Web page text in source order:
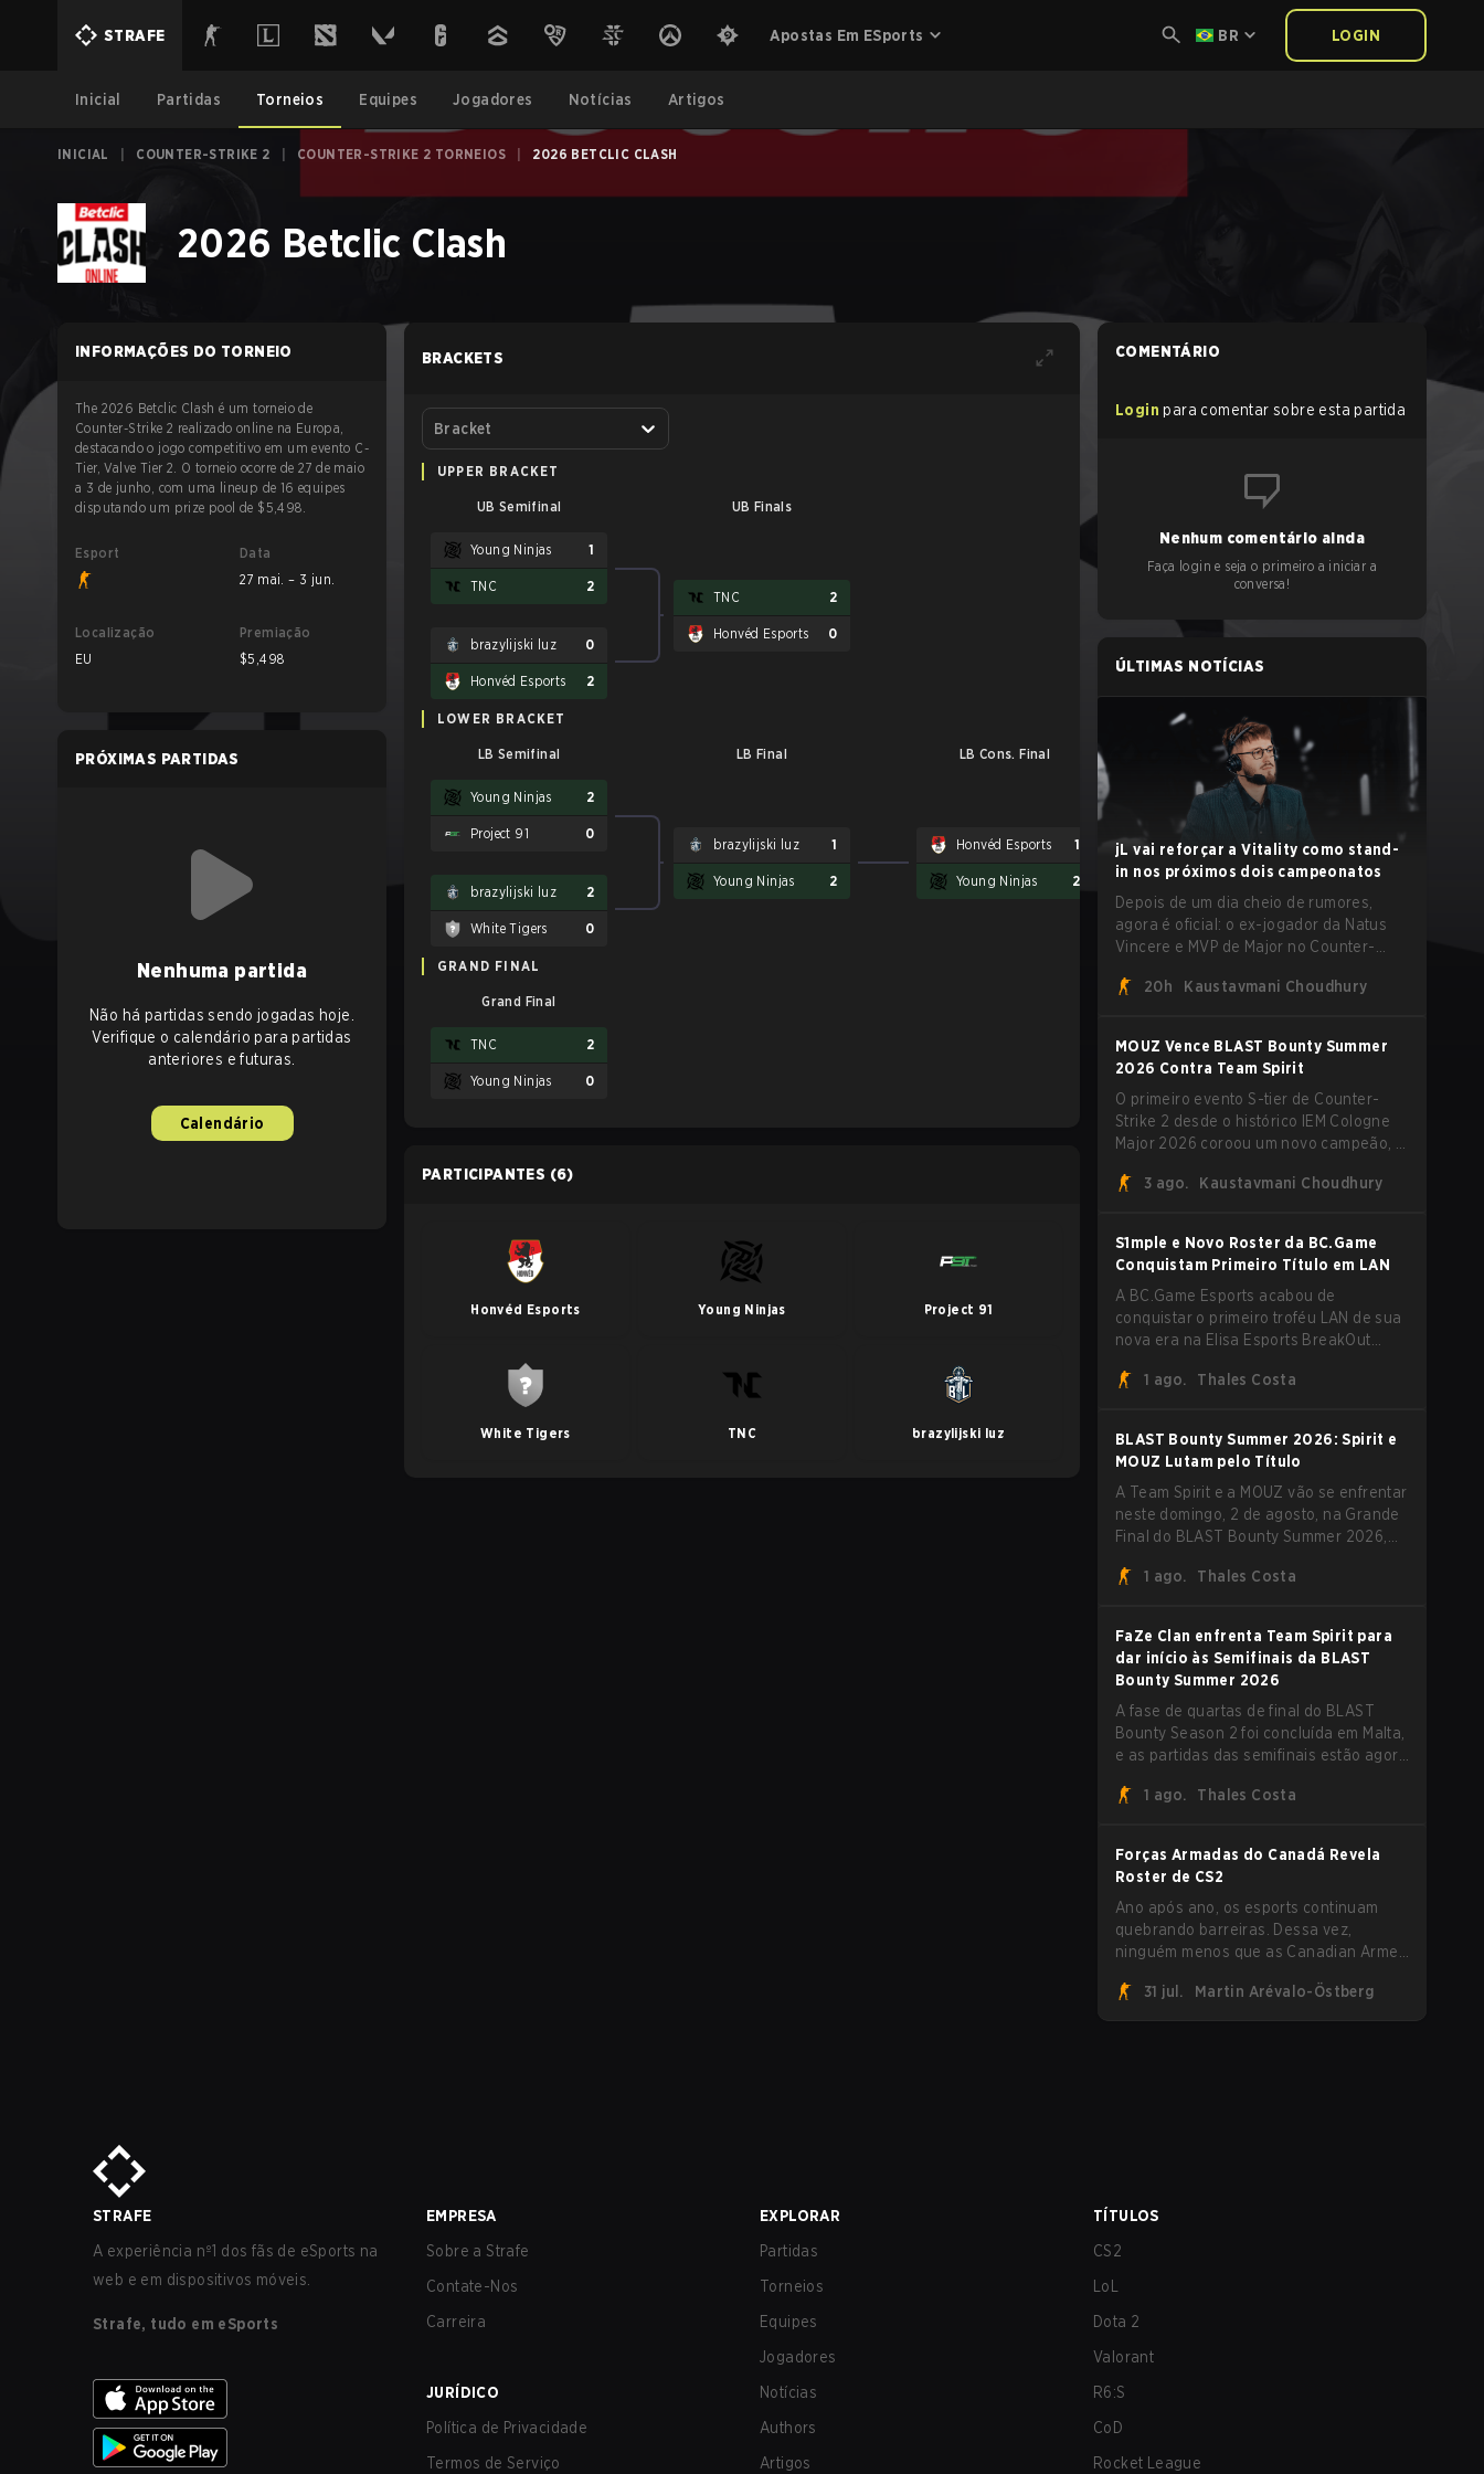
STRAFE Apostas Em ESports BR LOGIN
Inicial Partidas Torneios Equipes Jogadores Notícias Artigos
INICIAL COUNTER-STRIKE 2 COUNTER-STRIKE 2 TORNEIOS 2026 BETCLIC CLASH
2026 Betclic Clash
INFORMAÇÕES DO TORNEIO
The 2026 Betclic Clash é um torneio de
Counter-Strike 2 realizado online na Europa,
destacando o jogo competitivo em um evento C-
Tier, Valve Tier 2. O torneio ocorre de 27 de maio
a 3 de junho, com uma lineup de 16 equipes
disputando um prize pool de $5,498.
Esport
Data
27 mai. – 3 jun.
Localização
EU
Premiação
$5,498
PRÓXIMAS PARTIDAS
Nenhuma partida
Não há partidas sendo jogadas hoje.
Verifique o calendário para partidas
anteriores e futuras.
Calendário
BRACKETS
Bracket
UPPER BRACKET
UB Semifinal UB Finals
Young Ninjas 1
TNC 2
brazylijski luz 0
Honvéd Esports 2
TNC 2
Honvéd Esports 0
LOWER BRACKET
LB Semifinal LB Final LB Cons. Final
Young Ninjas 2
Project 91 0
brazylijski luz 2
White Tigers 0
brazylijski luz 1
Young Ninjas 2
Honvéd Esports 1
Young Ninjas 2
GRAND FINAL
Grand Final
TNC 2
Young Ninjas 0
PARTICIPANTES (6)
Honvéd Esports Young Ninjas Project 91
White Tigers TNC brazylijski luz
COMENTÁRIO
Login para comentar sobre esta partida
Nenhum comentário ainda
Faça login e seja o primeiro a iniciar a
conversa!
ÚLTIMAS NOTÍCIAS
jL vai reforçar a Vitality como stand-
in nos próximos dois campeonatos
Depois de um dia cheio de rumores,
agora é oficial: o ex-jogador da Natus
Vincere e MVP de Major no Counter-
vestir a camisa da Team Vitality na
20h Kaustavmani Choudhury
MOUZ Vence BLAST Bounty Summer
2026 Contra Team Spirit
O primeiro evento S-tier de Counter-
Strike 2 desde o histórico IEM Cologne
Major 2026 coroou um novo campeão, e
desconhecida. MOUZ, recém-saído de
dominante por 3-1 para erguer o troféu
do BLAST Bounty Summer 2026.
3 ago. Kaustavmani Choudhury
S1mple e Novo Roster da BC.Game
Conquistam Primeiro Título em LAN
A BC.Game Esports acabou de
conquistar o primeiro troféu LAN de sua
nova era na Elisa Esports BreakOut
oposição forte. O roster revigorado
vitórias seguidas e uma varrida limpa de
2-0 na final.
1 ago. Thales Costa
BLAST Bounty Summer 2026: Spirit e
MOUZ Lutam pelo Título
A Team Spirit e a MOUZ vão se enfrentar
neste domingo, 2 de agosto, na Grande
Final do BLAST Bounty Summer 2026,
que já entregou várias surpresas pelo
1 ago. Thales Costa
FaZe Clan enfrenta Team Spirit para
dar início às Semifinais da BLAST
Bounty Summer 2026
A fase de quartas de final do BLAST
Bounty Season 2 foi concluída em Malta,
e as partidas das semifinais estão agora
FaZe Clan, Team Spirit, Astralis e MOUZ
lutando pelo troféu, enquanto paiN
Gaming se tornou a última equipe
eliminada da chave.
1 ago. Thales Costa
Forças Armadas do Canadá Revela
Roster de CS2
Ano após ano, os esports continuam
quebrando barreiras. Dessa vez,
ninguém menos que as Canadian Armed
entraram de cabeça no jogo ao
anunciar sua primeira line-up de CS2.
31 jul. Martin Arévalo-Östberg
STRAFE
A experiência nº1 dos fãs de eSports na
web e em dispositivos móveis.
Strafe, tudo em eSports
EMPRESA
Sobre a Strafe
Contate-Nos
Carreira
JURÍDICO
Política de Privacidade
Termos de Serviço
EXPLORAR
Partidas
Torneios
Equipes
Jogadores
Notícias
Authors
Artigos
TÍTULOS
CS2
LoL
Dota 2
Valorant
R6:S
CoD
Rocket League